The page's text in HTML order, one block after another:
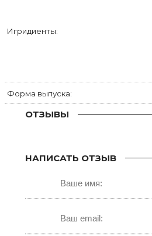
Игридиенты:
Форма выпуска:
ОТЗЫВЫ
НАПИСАТЬ ОТЗЫВ